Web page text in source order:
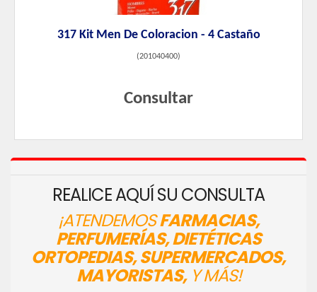
317 Kit Men De Coloracion - 4 Castaño
(201040400)
Consultar
REALICE AQUÍ SU CONSULTA
¡ATENDEMOSFARMACIAS,
PERFUMERÍAS, DIETÉTICAS
ORTOPEDIAS, SUPERMERCADOS,
MAYORISTAS,Y MÁS!